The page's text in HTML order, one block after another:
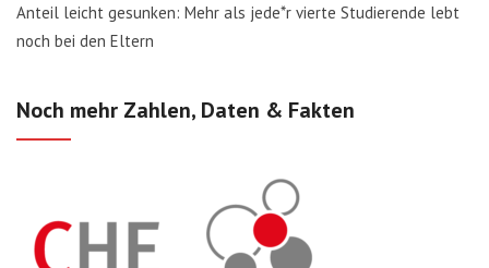
Anteil leicht gesunken: Mehr als jede*r vierte Studierende lebt
noch bei den Eltern
Noch mehr Zahlen, Daten & Fakten